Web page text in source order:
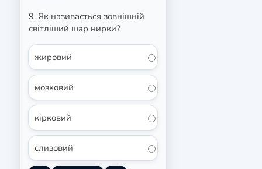
9. Як називається зовнішній
світліший шар нирки?
жировий
мозковий
кірковий
слизовий